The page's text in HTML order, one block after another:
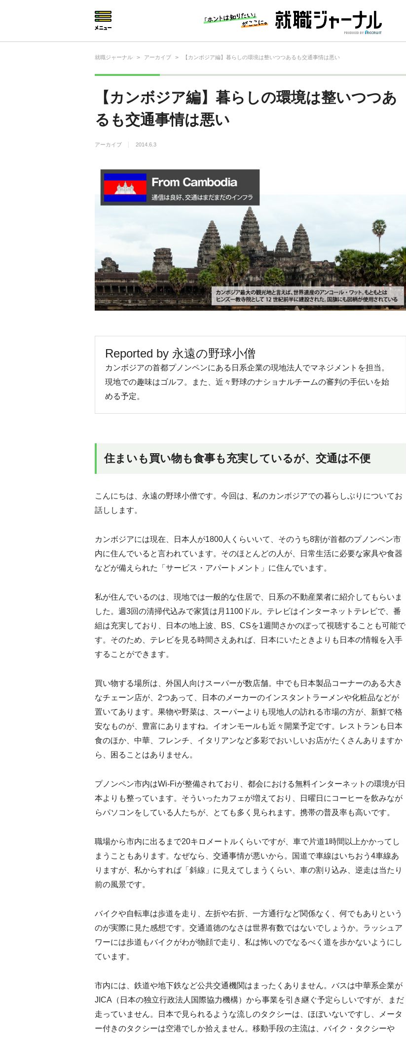
就職ジャーナル > アーカイブ > 【カンボジア編】暮らしの環境は整いつつあるも交通事情は悪い
【カンボジア編】暮らしの環境は整いつつあ
るも交通事情は悪い
アーカイブ 2014.6.3
Reported by 永遠の野球小僧
カンボジアの首都プノンペンにある日系企業の現地法人でマネジメントを担当。
現地での趣味はゴルフ。また、近々野球のナショナルチームの審判の手伝いを始
める予定。
住まいも買い物も食事も充実しているが、交通は不便
こんにちは、永遠の野球小僧です。今回は、私のカンボジアでの暮らしぶりについてお
話しします。
カンボジアには現在、日本人が1800人くらいいて、そのうち8割が首都のプノンペン市
内に住んでいると言われています。そのほとんどの人が、日常生活に必要な家具や食器
などが備えられた「サービス・アパートメント」に住んでいます。
私が住んでいるのは、現地では一般的な住居で、日系の不動産業者に紹介してもらいま
した。週3回の清掃代込みで家賃は月1100ドル。テレビはインターネットテレビで、番
組は充実しており、日本の地上波、BS、CSを1週間さかのぼって視聴することも可能で
す。そのため、テレビを見る時間さえあれば、日本にいたときよりも日本の情報を入手
することができます。
買い物する場所は、外国人向けスーパーが数店舗。中でも日本製品コーナーのある大き
なチェーン店が、2つあって、日本のメーカーのインスタントラーメンや化粧品などが
置いてあります。果物や野菜は、スーパーよりも現地人の訪れる市場の方が、新鮮で格
安なものが、豊富にありますね。イオンモールも近々開業予定です。レストランも日本
食のほか、中華、フレンチ、イタリアンなど多彩でおいしいお店がたくさんありますか
ら、困ることはありません。
プノンペン市内はWi-Fiが整備されており、都会における無料インターネットの環境が日
本よりも整っています。そういったカフェが増えており、日曜日にコーヒーを飲みなが
らパソコンをしている人たちが、とても多く見られます。携帯の普及率も高いです。
職場から市内に出るまで20キロメートルくらいですが、車で片道1時間以上かかってし
まうこともあります。なぜなら、交通事情が悪いから。国道で車線はいちおう4車線あ
りますが、私からすれば「斜線」に見えてしまうくらい、車の割り込み、逆走は当たり
前の風景です。
バイクや自転車は歩道を走り、左折や右折、一方通行など関係なく、何でもありという
のが実際に見た感想です。交通道徳のなさは世界有数ではないでしょうか。ラッシュア
ワーには歩道もバイクがわが物顔で走り、私は怖いのでなるべく道を歩かないようにし
ています。
市内には、鉄道や地下鉄など公共交通機関はまったくありません。バスは中華系企業が
JICA（日本の独立行政法人国際協力機構）から事業を引き継ぐ予定らしいですが、まだ
走っていません。日本で見られるような流しのタクシーは、ほぼいないですし、メータ
ー付きのタクシーは空港でしか拾えません。移動手段の主流は、バイク・タクシーや
仕事の選び方・ヒント
仕事とは？